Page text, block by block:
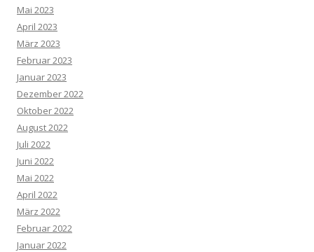
Mai 2023
April 2023
März 2023
Februar 2023
Januar 2023
Dezember 2022
Oktober 2022
August 2022
Juli 2022
Juni 2022
Mai 2022
April 2022
März 2022
Februar 2022
Januar 2022